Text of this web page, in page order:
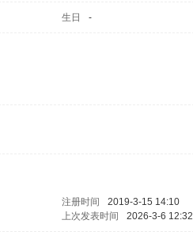
生日 -
注册时间 2019-3-15 14:10
上次发表时间 2026-3-6 12:32